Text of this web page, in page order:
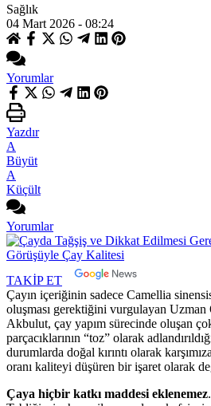
Sağlık
04 Mart 2026 - 08:24
Yorumlar
Yazdır
A
Büyüt
A
Küçült
Yorumlar
TAKİP ET
Çayın içeriğinin sadece Camellia
oluşması gerektiğini vurgulayan
Akbulut, çay yapım sürecinde oluşan
parçacıklarının “toz” olarak
durumlarda doğal kırıntı olarak
oranı kaliteyi düşüren bir işaret olarak
Çaya hiçbir katkı maddesi eklenemez